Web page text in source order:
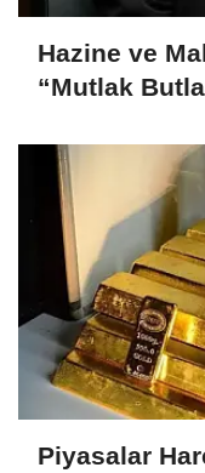
Hazine ve
“Mutlak
Piyasalar